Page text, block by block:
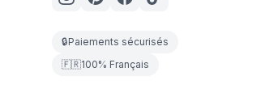
🔒Paiements sécurisés
🇫🇷100% Français